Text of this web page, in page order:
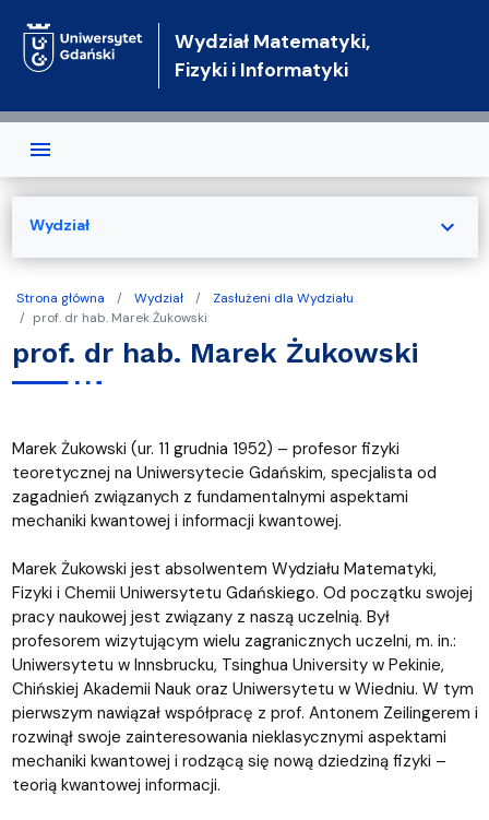
Wydział Matematyki,
Fizyki i Informatyki
Strona główna Wydział
Zasłużeni dla Wydziału
prof. dr hab. Marek Żukowski
prof. dr hab. Marek Żukowski
Marek Żukowski (ur. 11 grudnia 1952) – profesor fizyki
teoretycznej na Uniwersytecie Gdańskim, specjalista od
zagadnień związanych z fundamentalnymi aspektami
mechaniki kwantowej i informacji kwantowej.
Marek Żukowski jest absolwentem Wydziału Matematyki,
Fizyki i Chemii Uniwersytetu Gdańskiego. Od początku swojej
pracy naukowej jest związany z naszą uczelnią. Był
profesorem wizytującym wielu zagranicznych uczelni, m. in.:
Uniwersytetu w Innsbrucku, Tsinghua University w Pekinie,
Chińskiej Akademii Nauk oraz Uniwersytetu w Wiedniu. W tym
pierwszym nawiązał współpracę z prof. Antonem Zeilingerem i
rozwinął swoje zainteresowania nieklasycznymi aspektami
mechaniki kwantowej i rodzącą się nową dziedziną fizyki –
teorią kwantowej informacji.
Wydział expand_more